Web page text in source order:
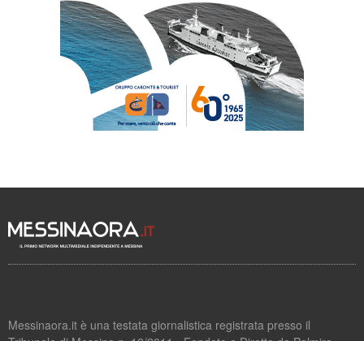
Messinaora.it è una testata giornalistica registrata presso il